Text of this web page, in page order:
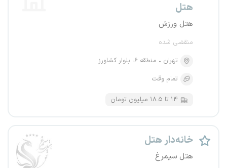
هتل
هتل ورزش
منقضی شده
تهران
منطقه ۶، بلوار کشاورز
تمام وقت
۱۴ تا ۱۸.۵ میلیون تومان
خانه‌دار هتل
هتل سیمرغ